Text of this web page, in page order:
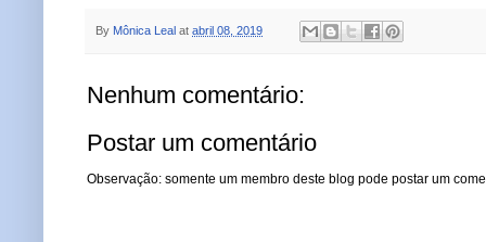
By Mônica Leal at abril 08, 2019
Nenhum comentário:
Postar um comentário
Observação: somente um membro deste blog pode postar um